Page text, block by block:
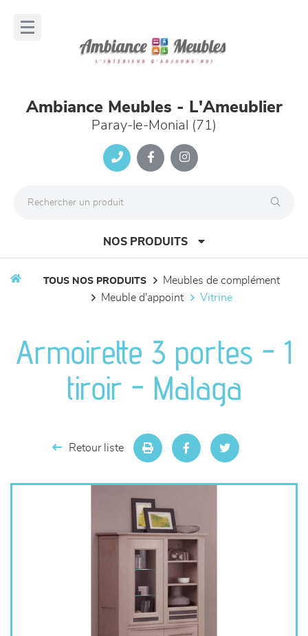
Ambiance Meubles - L'Ameublier
Paray-le-Monial (71)
NOS PRODUITS
séjours
meubles de complément
TOUS NOS PRODUITS
meubles de complément
meuble d'appoint
vitrine
Armoirette 3 portes - 1
tiroir - Malaga
Retour liste